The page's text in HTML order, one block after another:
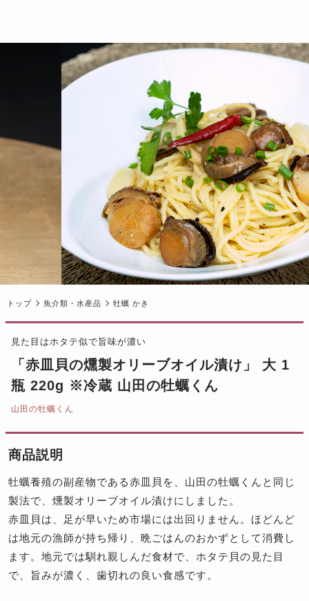
トップ 魚介類・水産品 牡蠣 かき
見た目はホタテ似で旨味が濃い
「赤皿貝の燻製オリーブオイル漬け」 大 1
瓶 220g ※冷蔵 山田の牡蠣くん
山田の牡蠣くん
商品説明
牡蠣養殖の副産物である赤皿貝を、山田の牡蠣くんと同じ
製法で、燻製オリーブオイル漬けにしました。
赤皿貝は、足が早いため市場には出回りません。ほどんど
は地元の漁師が持ち帰り、晩ごはんのおかずとして消費し
ます。地元では馴れ親しんだ食材で、ホタテ貝の見た目
で、旨みが濃く、歯切れの良い食感です。